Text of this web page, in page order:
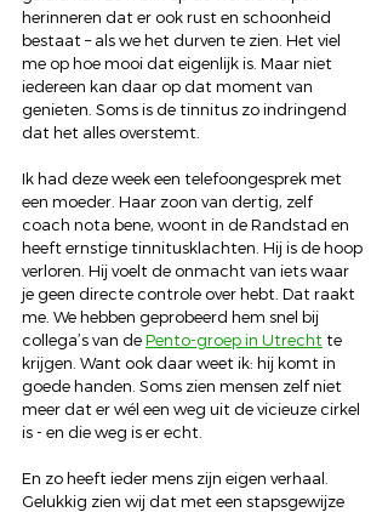
herinneren dat er ook rust en schoonheid
bestaat – als we het durven te zien. Het viel
me op hoe mooi dat eigenlijk is. Maar niet
iedereen kan daar op dat moment van
genieten. Soms is de tinnitus zo indringend
dat het alles overstemt.
Ik had deze week een telefoongesprek met
een moeder. Haar zoon van dertig, zelf
coach nota bene, woont in de Randstad en
heeft ernstige tinnitusklachten. Hij is de hoop
verloren. Hij voelt de onmacht van iets waar
je geen directe controle over hebt. Dat raakt
me. We hebben geprobeerd hem snel bij
collega’s van de Pento-groep in Utrecht te
krijgen. Want ook daar weet ik: hij komt in
goede handen. Soms zien mensen zelf niet
meer dat er wél een weg uit de vicieuze cirkel
is - en die weg is er echt.
En zo heeft ieder mens zijn eigen verhaal.
Gelukkig zien wij dat met een stapsgewijze